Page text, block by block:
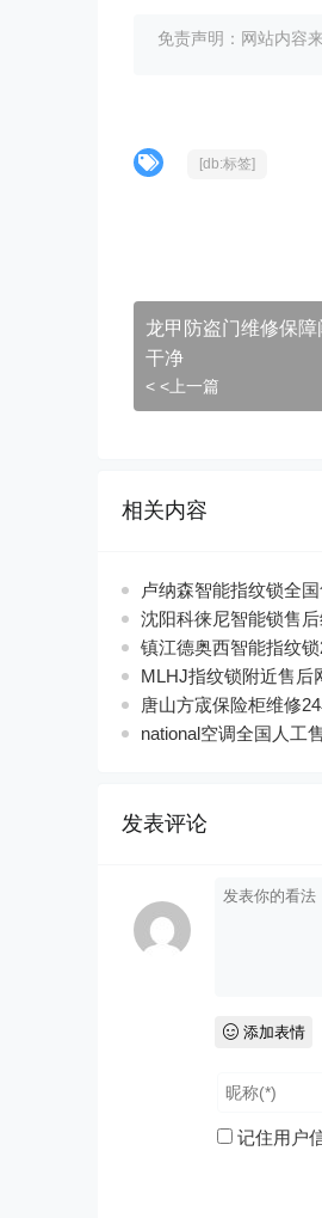
免责声明：网站内容
[db:标签]
龙甲防盗门维修保
干净
< <上一篇
相关内容
卢纳森智能指纹锁全
沈阳科徕尼智能锁售
镇江德奥西智能指纹
MLHJ指纹锁附近售后
唐山方宬保险柜维修
national空调全国人工
发表评论
添加表情
记住用户